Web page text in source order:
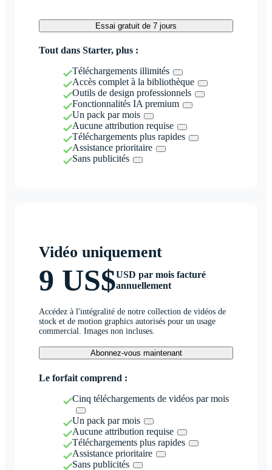
Essai gratuit de 7 jours
Tout dans Starter, plus :
Téléchargements illimités
Accès complet à la bibliothèque
Outils de design professionnels
Fonctionnalités IA premium
Un pack par mois
Aucune attribution requise
Téléchargements plus rapides
Assistance prioritaire
Sans publicités
Vidéo uniquement
9 US$USD par mois facturé
annuellement
Accédez à l'intégralité de notre collection de vidéos de
stock et de motion graphics autorisés pour un usage
commercial. Images non incluses.
Abonnez-vous maintenant
Le forfait comprend :
Cinq téléchargements de vidéos par mois
Un pack par mois
Aucune attribution requise
Téléchargements plus rapides
Assistance prioritaire
Sans publicités